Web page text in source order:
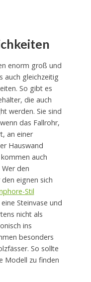
enorm groß und
auch gleichzeitig
So gibt es
die auch
werden. Sie sind
das Fallrohr,
an einer
Hauswand
auch
den
eignen sich
Stil
Steinvase und
nicht als
ins
besonders
So sollte
Modell zu finden